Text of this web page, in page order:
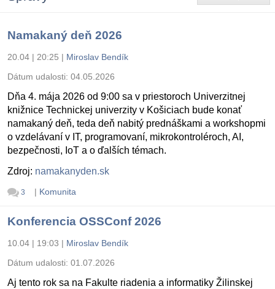
Namakaný deň 2026
20.04 | 20:25 | Miroslav Bendík
Dátum udalosti: 04.05.2026
Dňa 4. mája 2026 od 9:00 sa v priestoroch Univerzitnej
knižnice Technickej univerzity v Košiciach bude konať
namakaný deň, teda deň nabitý prednáškami a workshopmi
o vzdelávaní v IT, programovaní, mikrokontroléroch, AI,
bezpečnosti, IoT a o ďalších témach.
Zdroj: namakanyden.sk
3 | Komunita
Konferencia OSSConf 2026
10.04 | 19:03 | Miroslav Bendík
Dátum udalosti: 01.07.2026
Aj tento rok sa na Fakulte riadenia a informatiky Žilinskej